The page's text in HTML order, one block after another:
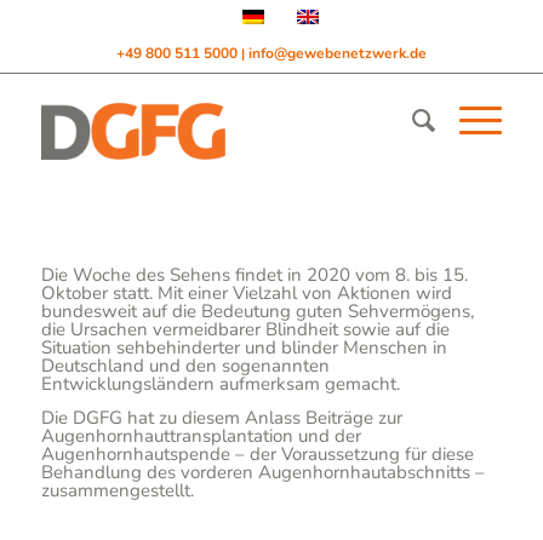
+49 800 511 5000 | info@gewebenetzwerk.de
Die Woche des Sehens findet in 2020 vom 8. bis 15.
Oktober statt. Mit einer Vielzahl von Aktionen wird
bundesweit auf die Bedeutung guten Sehvermögens,
die Ursachen vermeidbarer Blindheit sowie auf die
Situation sehbehinderter und blinder Menschen in
Deutschland und den sogenannten
Entwicklungsländern aufmerksam gemacht.
Die DGFG hat zu diesem Anlass Beiträge zur
Augenhornhauttransplantation und der
Augenhornhautspende – der Voraussetzung für diese
Behandlung des vorderen Augenhornhautabschnitts –
zusammengestellt.